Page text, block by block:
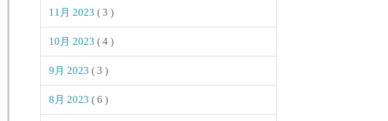
11月 2023 ( 3 )
10月 2023 ( 4 )
9月 2023 ( 3 )
8月 2023 ( 6 )